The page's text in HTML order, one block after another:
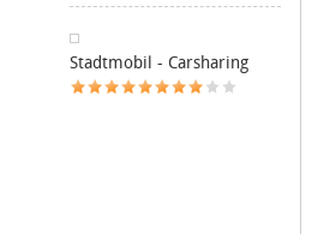
Stadtmobil - Carsharing